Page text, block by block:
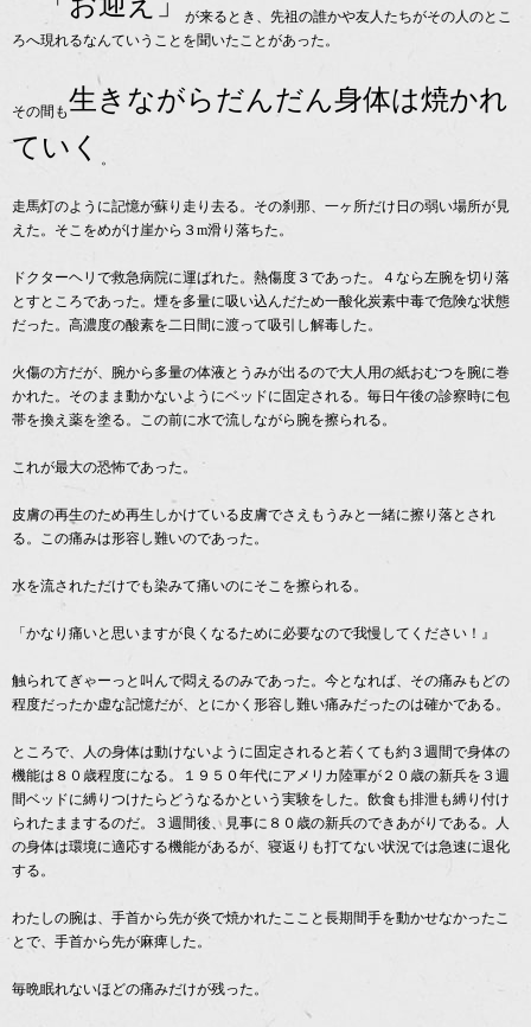
が来るとき、先祖の誰かや友人たちがその人のとこ
ろへ現れるなんていうことを聞いたことがあった。
その間も生きながらだんだん身体は焼かれ
ていく
。
走馬灯のように記憶が蘇り走り去る。その刹那、一ヶ所だけ日の弱い場所が見
えた。そこをめがけ崖から３m滑り落ちた。
ドクターヘリで救急病院に運ばれた。熱傷度３であった。４なら左腕を切り落
とすところであった。煙を多量に吸い込んだため一酸化炭素中毒で危険な状態
だった。高濃度の酸素を二日間に渡って吸引し解毒した。
火傷の方だが、腕から多量の体液とうみが出るので大人用の紙おむつを腕に巻
かれた。そのまま動かないようにベッドに固定される。毎日午後の診察時に包
帯を換え薬を塗る。この前に水で流しながら腕を擦られる。
これが最大の恐怖であった。
皮膚の再生のため再生しかけている皮膚でさえもうみと一緒に擦り落とされ
る。この痛みは形容し難いのであった。
水を流されただけでも染みて痛いのにそこを擦られる。
「かなり痛いと思いますが良くなるために必要なので我慢してください！』
触られてぎゃーっと叫んで悶えるのみであった。今となれば、その痛みもどの
程度だったか虚な記憶だが、とにかく形容し難い痛みだったのは確かである。
ところで、人の身体は動けないように固定されると若くても約３週間で身体の
機能は８０歳程度になる。１９５０年代にアメリカ陸軍が２０歳の新兵を３週
間ベッドに縛りつけたらどうなるかという実験をした。飲食も排泄も縛り付け
られたままするのだ。３週間後、見事に８０歳の新兵のできあがりである。人
の身体は環境に適応する機能があるが、寝返りも打てない状況では急速に退化
する。
わたしの腕は、手首から先が炎で焼かれたここと長期間手を動かせなかったこ
とで、手首から先が麻痺した。
毎晩眠れないほどの痛みだけが残った。